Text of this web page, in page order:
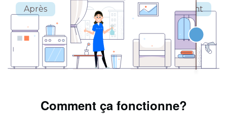
Comment ça fonctionne?